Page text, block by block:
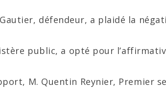
défendeur, a plaidé la
public, a opté pour
M. Quentin Reynier, Premier